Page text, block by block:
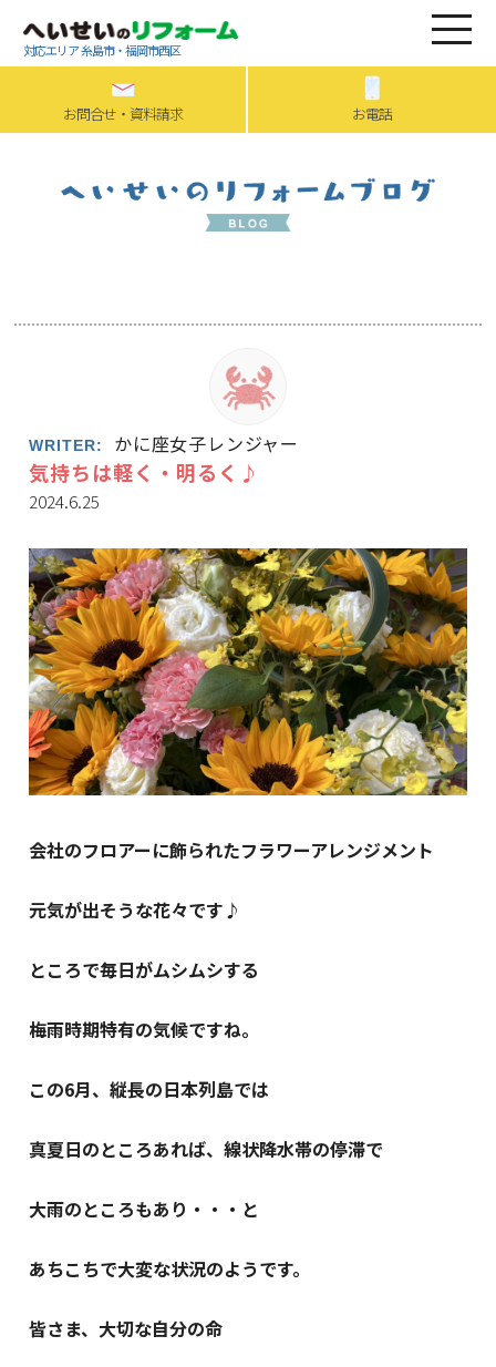
対応エリア 糸島市・福岡市西区
お問合せ・資料請求 お電話
WRITER: かに座女子レンジャー
気持ちは軽く・明るく♪
2024.6.25
会社のフロアーに飾られたフラワーアレンジメント
元気が出そうな花々です♪
ところで毎日がムシムシする
梅雨時期特有の気候ですね。
この6月、縦長の日本列島では
真夏日のところあれば、線状降水帯の停滞で
大雨のところもあり・・・と
あちこちで大変な状況のようです。
皆さま、大切な自分の命